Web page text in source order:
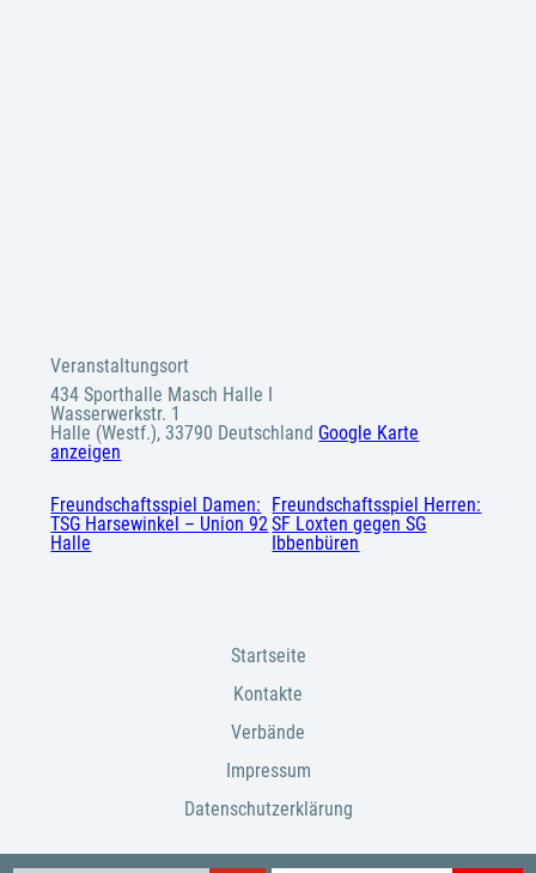
Veranstaltungsort
434 Sporthalle Masch Halle I
Wasserwerkstr. 1
Halle (Westf.), 33790 Deutschland Google Karte
anzeigen
Freundschaftsspiel Damen:
TSG Harsewinkel – Union 92
Halle
Freundschaftsspiel Herren:
SF Loxten gegen SG
Ibbenbüren
Startseite
Kontakte
Verbände
Impressum
Datenschutzerklärung